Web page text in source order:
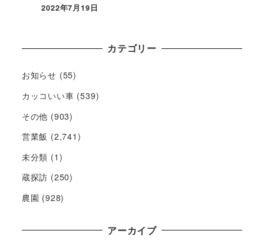
2022年7月19日
カテゴリー
お知らせ (55)
カッコいい車 (539)
その他 (903)
営業飯 (2,741)
未分類 (1)
蔵探訪 (250)
農園 (928)
アーカイブ